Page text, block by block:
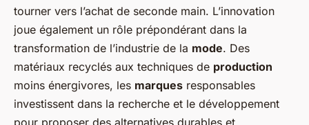
tourner vers l’achat de seconde main. L’innovation
joue également un rôle prépondérant dans la
transformation de l’industrie de la mode. Des
matériaux recyclés aux techniques de production
moins énergivores, les marques responsables
investissent dans la recherche et le développement
pour proposer des alternatives durables et